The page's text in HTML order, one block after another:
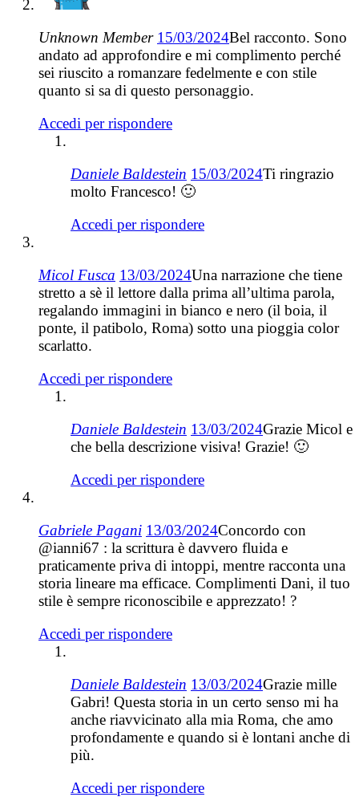
Unknown Member 15/03/2024Bel racconto. Sono
andato ad approfondire e mi complimento perché
sei riuscito a romanzare fedelmente e con stile
quanto si sa di questo personaggio.
Accedi per rispondere
Daniele Baldestein 15/03/2024Ti ringrazio
molto Francesco! 🙂
Accedi per rispondere
Micol Fusca 13/03/2024Una narrazione che tiene
stretto a sè il lettore dalla prima all’ultima parola,
regalando immagini in bianco e nero (il boia, il
ponte, il patibolo, Roma) sotto una pioggia color
scarlatto.
Accedi per rispondere
Daniele Baldestein 13/03/2024Grazie Micol e
che bella descrizione visiva! Grazie! 🙂
Accedi per rispondere
Gabriele Pagani 13/03/2024Concordo con
@ianni67 : la scrittura è davvero fluida e
praticamente priva di intoppi, mentre racconta una
storia lineare ma efficace. Complimenti Dani, il tuo
stile è sempre riconoscibile e apprezzato! ?
Accedi per rispondere
Daniele Baldestein 13/03/2024Grazie mille
Gabri! Questa storia in un certo senso mi ha
anche riavvicinato alla mia Roma, che amo
profondamente e quando si è lontani anche di
più.
Accedi per rispondere